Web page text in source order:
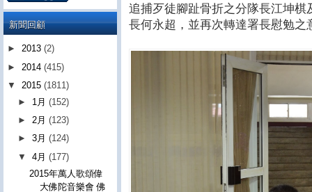
追捕歹徒腳趾骨折之分隊長江坤
長何永超，並再次轉達署長慰勉之
新聞回顧
► 2013 (2)
► 2014 (415)
▼ 2015 (1811)
► 1月(152)
►2月(123)
►3月(124)
▼4月(177)
2015年萬人歌頌偉
大佛陀音樂會 佛